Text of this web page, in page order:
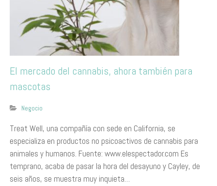
El mercado del cannabis, ahora también para
mascotas
Negocio
Treat Well, una compañía con sede en California, se
especializa en productos no psicoactivos de cannabis para
animales y humanos. Fuente: www.elespectador.com Es
temprano, acaba de pasar la hora del desayuno y Cayley, de
seis años, se muestra muy inquieta…